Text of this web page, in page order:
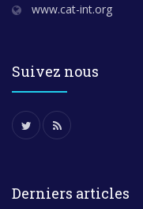
www.cat-int.org
Suivez nous
Derniers articles